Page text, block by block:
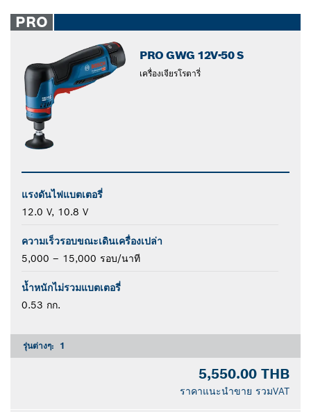
PRO
PRO GWG 12V-50 S
เครื่องเจียรโรตารี่
แรงดันไฟแบตเตอรี่
12.0 V, 10.8 V
ความเร็วรอบขณะเดินเครื่องเปล่า
5,000 – 15,000 รอบ/นาที
น้ำหนักไม่รวมแบตเตอรี่
0.53 กก.
รุ่นต่างๆ: 1
5,550.00 THB
ราคาแนะนำขาย รวมVAT